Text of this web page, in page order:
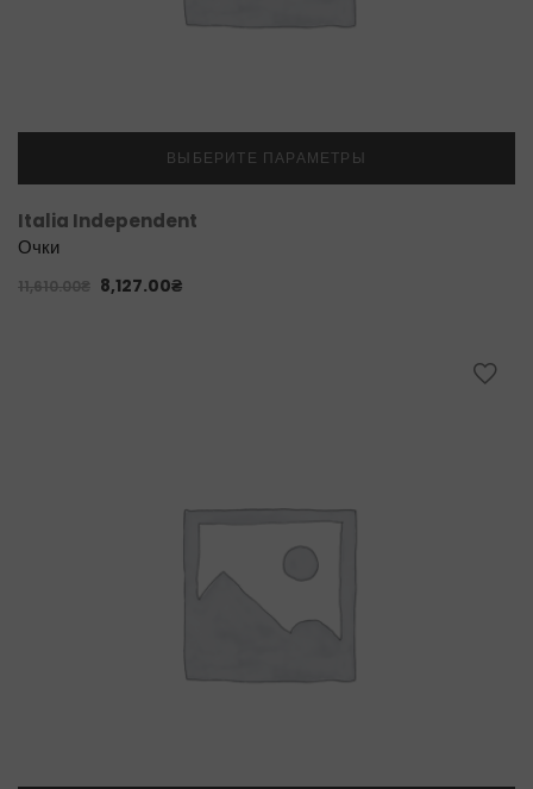
ВЫБЕРИТЕ ПАРАМЕТРЫ
Italia Independent
Очки
11,610.00₴ 8,127.00₴